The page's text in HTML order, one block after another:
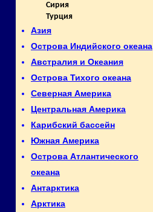
Сирия
Турция
Азия
Острова Индийского океана
Австралия и Океания
Острова Тихого океана
Северная Америка
Центральная Америка
Карибский бассейн
Южная Америка
Острова Атлантического
океана
Антарктика
Арктика